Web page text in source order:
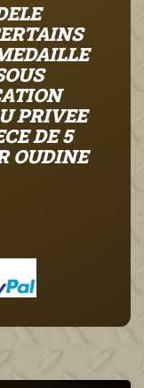
PRIVEE
DE 5
OUDINE